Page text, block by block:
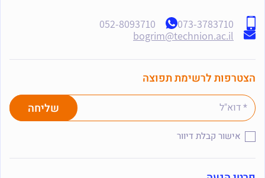
073-3783710
052-8093710
bogrim@technion.ac.il
הצטרפות לרשימת תפוצה
אישור קבלת דיוור